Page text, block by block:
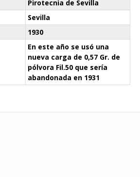
Pirotecnia de Sevilla
Sevilla
1930
En este año se usó una
nueva carga de 0,57 Gr. de
pólvora Fil.50 que sería
abandonada en 1931